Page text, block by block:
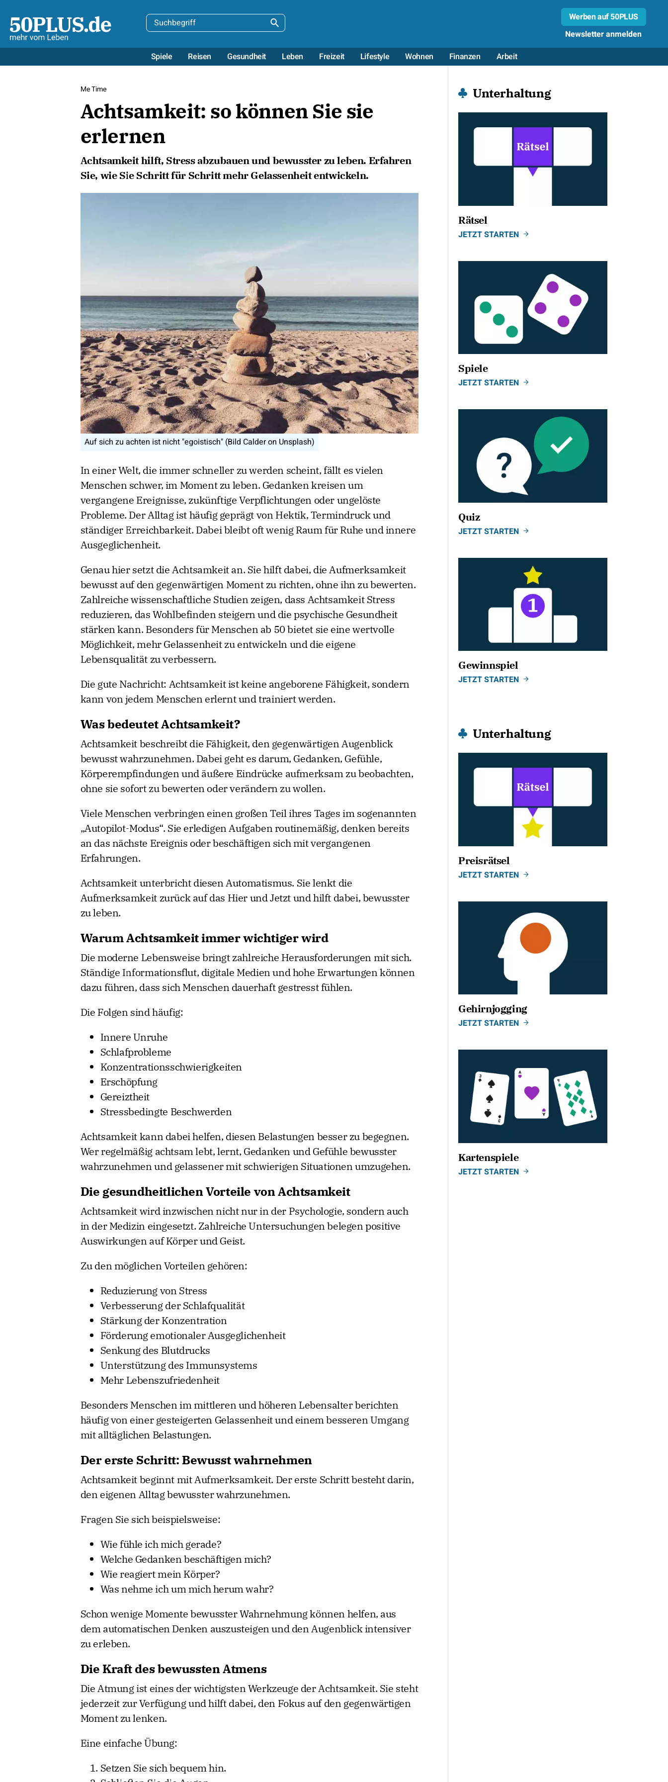
Werben auf 50PLUS
Newsletter anmelden
Spiele
Reisen Gesundheit Leben Freizeit Lifestyle Wohnen Finanzen Arbeit
Me Time
Achtsamkeit: so können Sie sie
erlernen
Achtsamkeit hilft, Stress abzubauen und bewusster zu leben. Erfahren
Sie, wie Sie Schritt für Schritt mehr Gelassenheit entwickeln.
Auf sich zu achten ist nicht "egoistisch" (Bild Calder on Unsplash)
In einer Welt, die immer schneller zu werden scheint, fällt es vielen
Menschen schwer, im Moment zu leben. Gedanken kreisen um
vergangene Ereignisse, zukünftige Verpflichtungen oder ungelöste
Probleme. Der Alltag ist häufig geprägt von Hektik, Termindruck und
ständiger Erreichbarkeit. Dabei bleibt oft wenig Raum für Ruhe und innere
Ausgeglichenheit.
Genau hier setzt die Achtsamkeit an. Sie hilft dabei, die Aufmerksamkeit
bewusst auf den gegenwärtigen Moment zu richten, ohne ihn zu bewerten.
Zahlreiche wissenschaftliche Studien zeigen, dass Achtsamkeit Stress
reduzieren, das Wohlbefinden steigern und die psychische Gesundheit
stärken kann. Besonders für Menschen ab 50 bietet sie eine wertvolle
Möglichkeit, mehr Gelassenheit zu entwickeln und die eigene
Lebensqualität zu verbessern.
Die gute Nachricht: Achtsamkeit ist keine angeborene Fähigkeit, sondern
kann von jedem Menschen erlernt und trainiert werden.
Was bedeutet Achtsamkeit?
Achtsamkeit beschreibt die Fähigkeit, den gegenwärtigen Augenblick
bewusst wahrzunehmen. Dabei geht es darum, Gedanken, Gefühle,
Körperempfindungen und äußere Eindrücke aufmerksam zu beobachten,
ohne sie sofort zu bewerten oder verändern zu wollen.
Viele Menschen verbringen einen großen Teil ihres Tages im sogenannten
„Autopilot-Modus“. Sie erledigen Aufgaben routinemäßig, denken bereits
an das nächste Ereignis oder beschäftigen sich mit vergangenen
Erfahrungen.
Achtsamkeit unterbricht diesen Automatismus. Sie lenkt die
Aufmerksamkeit zurück auf das Hier und Jetzt und hilft dabei, bewusster
zu leben.
Warum Achtsamkeit immer wichtiger wird
Die moderne Lebensweise bringt zahlreiche Herausforderungen mit sich.
Ständige Informationsflut, digitale Medien und hohe Erwartungen können
dazu führen, dass sich Menschen dauerhaft gestresst fühlen.
Die Folgen sind häufig:
Innere Unruhe
Schlafprobleme
Konzentrationsschwierigkeiten
Erschöpfung
Gereiztheit
Stressbedingte Beschwerden
Achtsamkeit kann dabei helfen, diesen Belastungen besser zu begegnen.
Wer regelmäßig achtsam lebt, lernt, Gedanken und Gefühle bewusster
wahrzunehmen und gelassener mit schwierigen Situationen umzugehen.
Die gesundheitlichen Vorteile von Achtsamkeit
Achtsamkeit wird inzwischen nicht nur in der Psychologie, sondern auch
in der Medizin eingesetzt. Zahlreiche Untersuchungen belegen positive
Auswirkungen auf Körper und Geist.
Zu den möglichen Vorteilen gehören:
Reduzierung von Stress
Verbesserung der Schlafqualität
Stärkung der Konzentration
Förderung emotionaler Ausgeglichenheit
Senkung des Blutdrucks
Unterstützung des Immunsystems
Mehr Lebenszufriedenheit
Besonders Menschen im mittleren und höheren Lebensalter berichten
häufig von einer gesteigerten Gelassenheit und einem besseren Umgang
mit alltäglichen Belastungen.
Der erste Schritt: Bewusst wahrnehmen
Achtsamkeit beginnt mit Aufmerksamkeit. Der erste Schritt besteht darin,
den eigenen Alltag bewusster wahrzunehmen.
Fragen Sie sich beispielsweise:
Wie fühle ich mich gerade?
Welche Gedanken beschäftigen mich?
Wie reagiert mein Körper?
Was nehme ich um mich herum wahr?
Schon wenige Momente bewusster Wahrnehmung können helfen, aus
dem automatischen Denken auszusteigen und den Augenblick intensiver
zu erleben.
Die Kraft des bewussten Atmens
Die Atmung ist eines der wichtigsten Werkzeuge der Achtsamkeit. Sie steht
jederzeit zur Verfügung und hilft dabei, den Fokus auf den gegenwärtigen
Moment zu lenken.
Eine einfache Übung:
Setzen Sie sich bequem hin.
Unterhaltung
Rätsel
JETZT STARTEN
Spiele
JETZT STARTEN
Quiz
JETZT STARTEN
Gewinnspiel
JETZT STARTEN
Unterhaltung
Preisrätsel
JETZT STARTEN
Gehirnjogging
JETZT STARTEN
Kartenspiele
JETZT STARTEN